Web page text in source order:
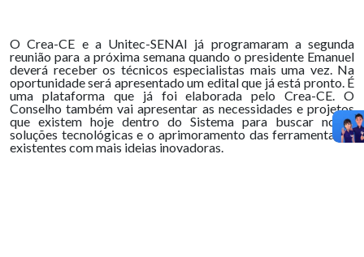
O Crea-CE e a Unitec-SENAI já programaram a segunda
reunião para a próxima semana quando o presidente Emanuel
deverá receber os técnicos especialistas mais uma vez. Na
oportunidade será apresentado um edital que já está pronto. É
uma plataforma que já foi elaborada pelo Crea-CE. O
Conselho também vai apresentar as necessidades e projetos
que existem hoje dentro do Sistema para buscar novas
soluções tecnológicas e o aprimoramento das ferramentas já
existentes com mais ideias inovadoras.